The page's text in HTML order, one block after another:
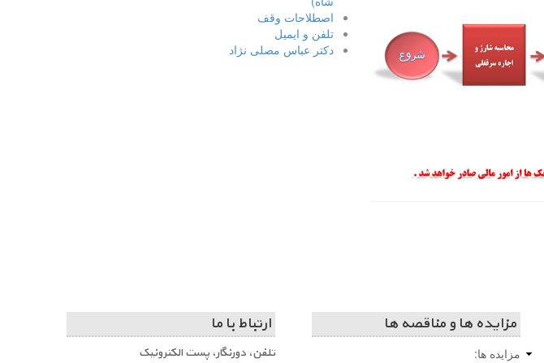
اصطلاحات وقف
تلفن و ایمیل
دکتر عباس مصلی نژاد
ارتباط با ما
تلفن، دورنگار، پست الکترونیک
مزایده ها و مناقصه ها
مزایده ها: